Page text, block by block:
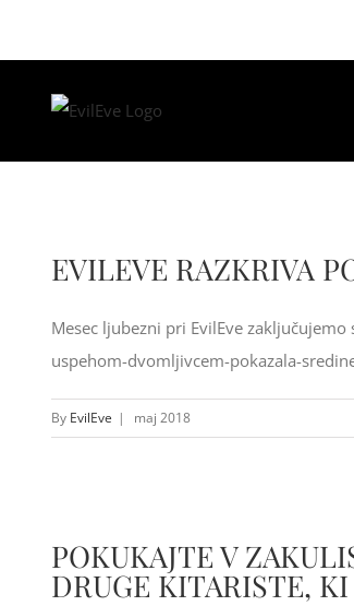
EVILEVE RAZKRIVA
Mesec ljubezni pri EvilEve
uspehom-dvomljivcem-pokazala-
By EvilEve | maj 2018
POKUKAJTE V
DRUGE KITARISTE,